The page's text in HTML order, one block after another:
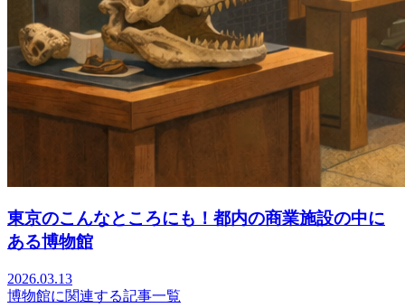
東京のこんなところにも！都内の商業施設の中に
ある博物館
2026.03.13
博物館に関連する記事一覧